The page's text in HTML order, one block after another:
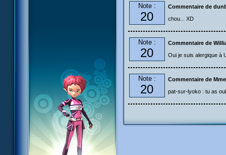
Note :
20
Commentaire de
chou... XD
Note :
20
Commentaire de
Oui je suis alergique à
Note :
20
Commentaire de
pat-sur-lyoko : tu as